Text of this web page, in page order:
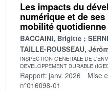
Les impacts du
numérique et de
mobilité quotidienne
BACCAINI, Brigitte
TAILLE-ROUSSEAU,
INSPECTION GENERALE DE
DEVELOPPEMENT DURABLE
Rapport: janv. 2026 Mise
n°016098-01